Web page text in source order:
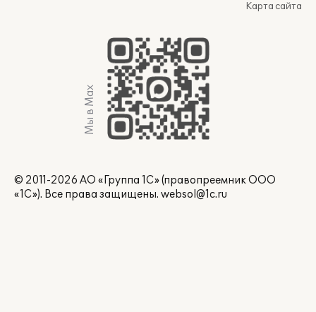
Карта сайта
Мы в Max
© 2011-2026 АО «Группа 1С» (правопреемник ООО
«1С»). Все права защищены. websol@1c.ru